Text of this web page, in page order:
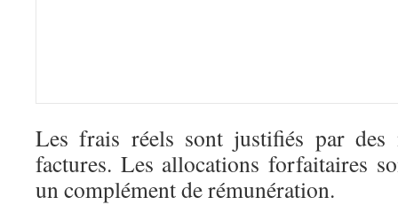
Les frais réels sont justifiés par
factures. Les allocations forfaitaires
un complément de rémunération.